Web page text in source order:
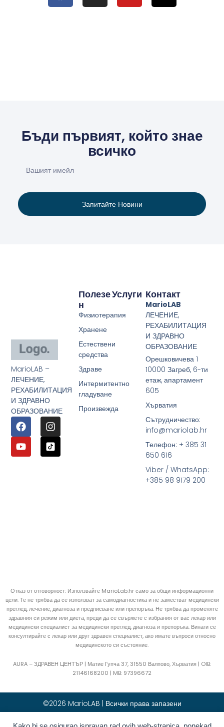
Бъди първият, който знае
всичко
Запитайте Новини
MarioLAB –
ЛЕЧЕНИЕ,
РЕХАБИЛИТАЦИЯ
И ЗДРАВНО
ОБРАЗОВАНИЕ
Услуги
Полезе
Н
Физиотерапия
Хранене
Естествени
средства
Здраве
Интермитентно
гладуване
Произвежда
Контакт
MarioLAB
ЛЕЧЕНИЕ,
РЕХАБИЛИТАЦИЯ
И ЗДРАВНО
ОБРАЗОВАНИЕ
Орешковичева 1
10000 Загреб, 6-ти
етаж, апартамент
605
Хърватия
Сътрудничество:
info@mariolab.hr
Телефон: + 385 31
650 616
Viber / WhatsApp:
+385 98 9179 200
Отказ от отговорност: Използвайте MarioLab.hr само за общи информационни
цели. Те не трябва да се използват за самодиагностика и не заместват медицински
преглед, лечение, диагноза и предписване или препоръка. Не трябва да променяте
здравния си режим или диета, преди да се свържете с избрания от вас лекар или
медицински специалист за медицински преглед, диагноза и препоръка. Винаги се
консултирайте с лекар или друг здравен специалист, ако имате въпроси относно
медицинското си състояние.
AURA – ЗДРАВЕН ЦЕНТЪР | Матие Гупча 37, 31550 Валпово, Хърватия | OIB:
21146168200 | MB: 97396672
©2026 MarioLAB | Всички права запазени